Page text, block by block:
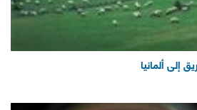
إلى ألمانيا